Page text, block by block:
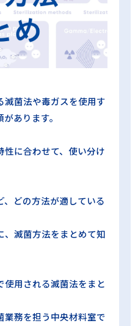
業務効率化 機械的作用
歯科
蛋白質
洗浄インジケータ
評価 温度
滅菌バッグ
滅菌技士
滅菌管理士
大会 ランチョンセミナー
会ランチョンセミナー
会 ランチョンセミナー
非凝縮性ガス
高圧蒸気滅菌
滅菌法や毒ガスを使用す
あります。
に合わせて、使い分け
、どの方法が適している
、滅菌方法をまとめて知
使用される滅菌法をまと
業務を担う中央材料室で